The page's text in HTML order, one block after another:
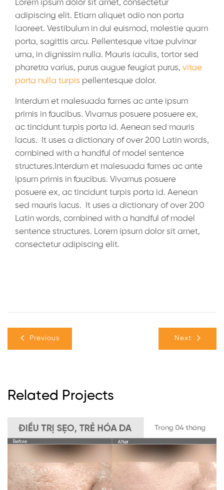
Lorem ipsum dolor sit amet, consectetur
adipiscing elit. Etiam aliquet odio non porta
laoreet. Vestibulum in dui euismod, molestie quam
porta, sagittis arcu. Pellentesque vitae pulvinar
urna, in dignissim nulla. Mauris iaculis, tortor sed
pharetra varius, purus augue feugiat purus, vitae
porta nulla turpis pellentesque dolor.
Interdum et malesuada fames ac ante ipsum
primis in faucibus. Vivamus posuere posuere ex,
ac tincidunt turpis porta id. Aenean sed mauris
lacus. It uses a dictionary of over 200 Latin words,
combined with a handful of model sentence
structures.Interdum et malesuada fames ac ante
ipsum primis in faucibus. Vivamus posuere
posuere ex, ac tincidunt turpis porta id. Aenean
sed mauris lacus. It uses a dictionary of over 200
Latin words, combined with a handful of model
sentence structures. Lorem ipsum dolor sit amet,
consectetur adipiscing elit.
Previous Next
Related Projects